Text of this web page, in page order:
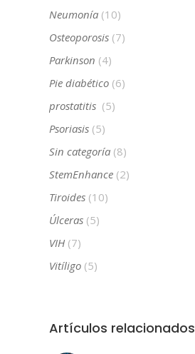
Neumonía(10)
Osteoporosis(7)
Parkinson (4)
Pie diabético(6)
prostatitis (5)
Psoriasis(5)
Sin categoría(8)
StemEnhance(2)
Tiroides(10)
Úlceras(5)
VIH(7)
Vitíligo(5)
Artículos relacionados